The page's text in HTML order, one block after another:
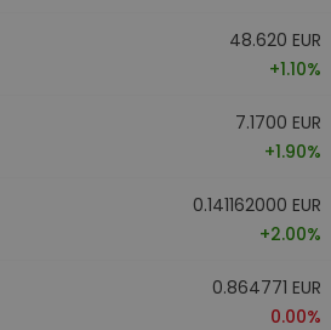
48.620 EUR
+1.10%
7.1700 EUR
+1.90%
0.141162000 EUR
+2.00%
0.864771 EUR
0.00%